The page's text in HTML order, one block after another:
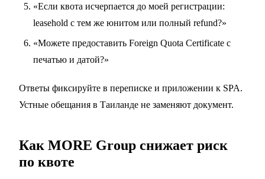
«Если квота исчерпается до моей регистрации:
leasehold с тем же юнитом или полный refund?»
«Можете предоставить Foreign Quota Certificate с
печатью и датой?»
Ответы фиксируйте в переписке и приложении к SPA.
Устные обещания в Таиланде не заменяют документ.
Как MORE Group снижает риск
по квоте